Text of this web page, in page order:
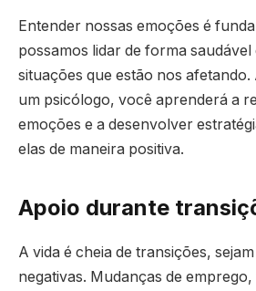
Entender nossas emoções é
possamos lidar de forma saudável
situações que estão nos
um psicólogo, você aprenderá a
emoções e a desenvolver
elas de maneira positiva.
Apoio durante
A vida é cheia de transições,
negativas. Mudanças de